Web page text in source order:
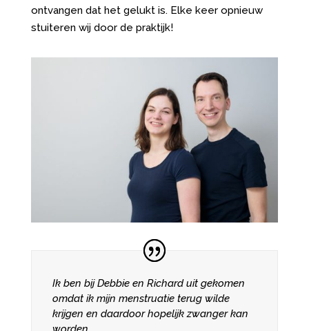
ontvangen dat het gelukt is. Elke keer opnieuw
stuiteren wij door de praktijk!
Ik ben bij Debbie en Richard uit gekomen
omdat ik mijn menstruatie terug wilde
krijgen en daardoor hopelijk zwanger kan